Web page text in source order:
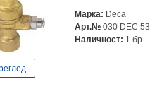
Марка: Deca
Арт.№ 030 DEC
Наличност: 1 бр